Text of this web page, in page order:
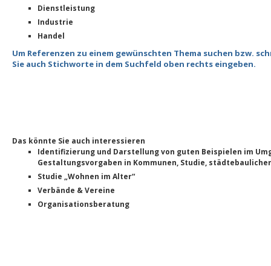
Dienstleistung
Industrie
Handel
Um Referenzen zu einem gewünschten Thema suchen bzw.
Sie auch Stichworte in dem Suchfeld oben rechts eingeben.
Das könnte Sie auch interessieren
Identifizierung und Darstellung von guten Beispielen im
Gestaltungsvorgaben in Kommunen, Studie,
Studie „Wohnen im Alter“
Verbände & Vereine
Organisationsberatung